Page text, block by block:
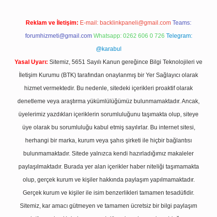
Reklam ve İletişim: E-mail: backlinkpaneli@gmail.com Teams:
forumhizmeti@gmail.com Whatsapp: 0262 606 0 726 Telegram:
@karabul
Yasal Uyarı: Sitemiz, 5651 Sayılı Kanun gereğince Bilgi Teknolojileri ve
İletişim Kurumu (BTK) tarafından onaylanmış bir Yer Sağlayıcı olarak
hizmet vermektedir. Bu nedenle, sitedeki içerikleri proaktif olarak
denetleme veya araştırma yükümlülüğümüz bulunmamaktadır. Ancak,
üyelerimiz yazdıkları içeriklerin sorumluluğunu taşımakta olup, siteye
üye olarak bu sorumluluğu kabul etmiş sayılırlar. Bu internet sitesi,
herhangi bir marka, kurum veya şahıs şirketi ile hiçbir bağlantısı
bulunmamaktadır. Sitede yalnızca kendi hazırladığımız makaleler
paylaşılmaktadır. Burada yer alan içerikler haber niteliği taşımamakta
olup, gerçek kurum ve kişiler hakkında paylaşım yapılmamaktadır.
Gerçek kurum ve kişiler ile isim benzerlikleri tamamen tesadüfidir.
Sitemiz, kar amacı gütmeyen ve tamamen ücretsiz bir bilgi paylaşım